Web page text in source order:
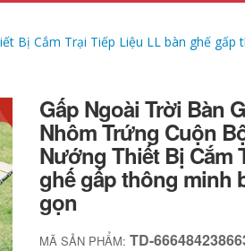
Bị Cắm Trại Tiếp Liệu LL bàn ghế gấp
Gấp Ngoài Trời Bàn
Nhôm Trứng Cuộn
Nướng Thiết Bị Cắm
ghế gấp thông minh
gọn
MÃ SẢN PHẨM:TD-